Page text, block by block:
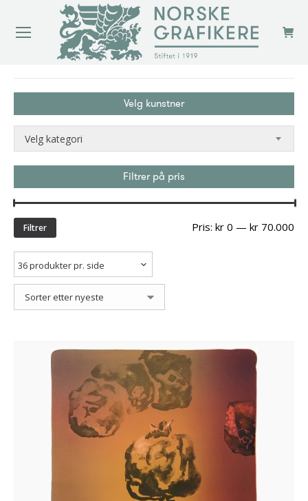
Velg kunstner
Velg kategori
Filtrer på pris
Filtrer Pris: kr 0 — kr 70.000